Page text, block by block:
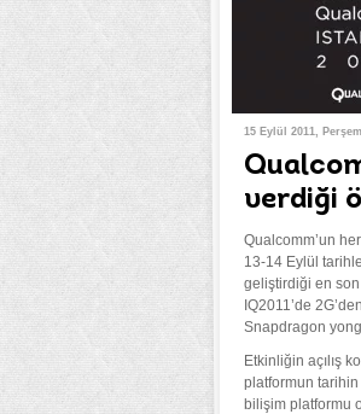
15 Eylül 2011,
verdiği
Qualcomm’un
13-14 Eylül
geliştirdiği en
IQ2011’de
Snapdragon
Etkinliğin açılış
platformun
bilişim platformu